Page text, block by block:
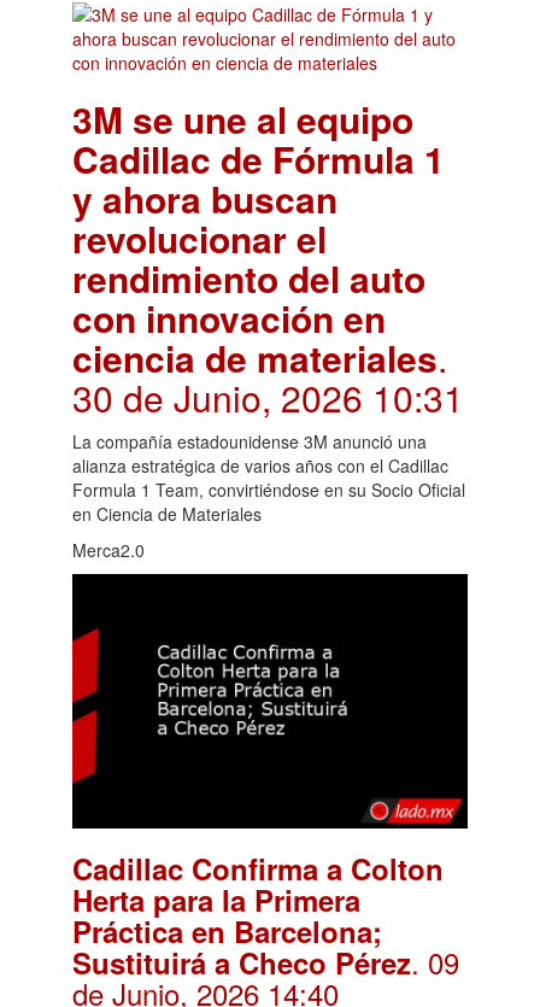
3M se une al equipo
Cadillac de Fórmula 1
y ahora buscan
revolucionar el
rendimiento del auto
con innovación en
ciencia de materiales.
30 de Junio, 2026 10:31
La compañía estadounidense 3M anunció una
alianza estratégica de varios años con el Cadillac
Formula 1 Team, convirtiéndose en su Socio Oficial
en Ciencia de Materiales
Merca2.0
Cadillac Confirma a Colton
Herta para la Primera
Práctica en Barcelona;
Sustituirá a Checo Pérez. 09
de Junio, 2026 14:40